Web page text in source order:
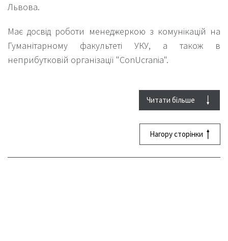
Львова.
Має досвід роботи менеджеркою з комунікацій на
Гуманітарному факультеті УКУ, а також в
неприбутковій організації "ConUcrania".
усна історія, історична спадщина та політики
У Центрі міської історії долучається до організації
Читати більше
Нагору сторінки